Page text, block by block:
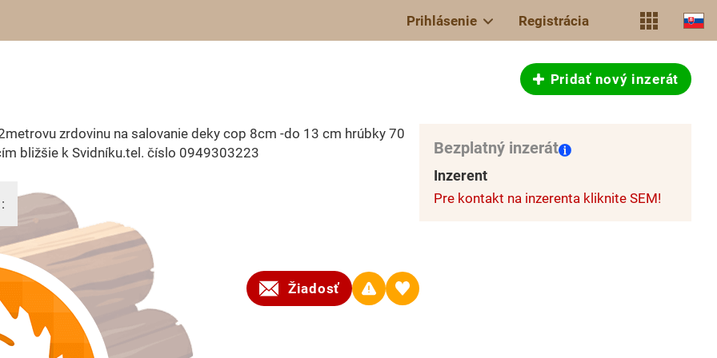
Prihlásenie Registrácia
Pridať nový inzerát
zrdovinu na salovanie deky cop 8cm -do 13 cm hrúbky 70
bližšie k Svidníku.tel. číslo 0949303223
Žiadosť
Bezplatný inzerát
Inzerent
Pre kontakt na inzerenta kliknite SEM!